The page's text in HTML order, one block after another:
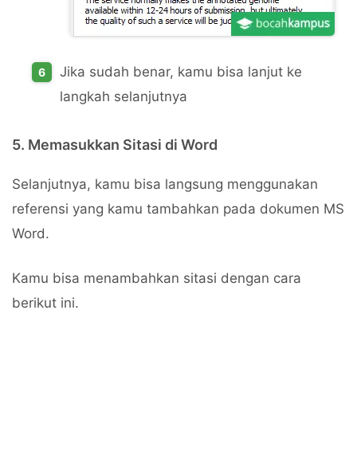
Jika sudah benar, kamu bisa lanjut ke
langkah selanjutnya
5. Memasukkan Sitasi di Word
Selanjutnya, kamu bisa langsung menggunakan
referensi yang kamu tambahkan pada dokumen MS
Word.
Kamu bisa menambahkan sitasi dengan cara
berikut ini.